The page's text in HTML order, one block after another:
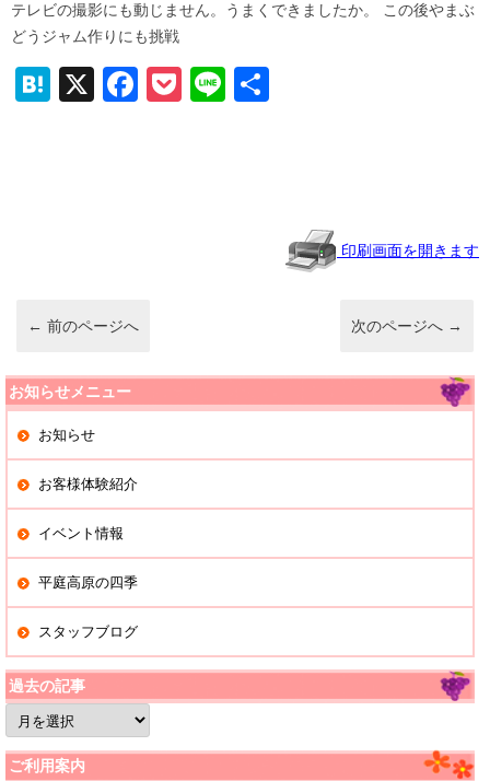
テレビの撮影にも動じません。うまくできましたか。 この後やまぶ
どうジャム作りにも挑戦
H
X
F
k
P
Li
印刷画面を開きます
← 前のページへ 次のページへ →
お知らせメニュー
お知らせ
お客様体験紹介
イベント情報
平庭高原の四季
スタッフブログ
過去の記事
過
去
の
記
事
ご利用案内